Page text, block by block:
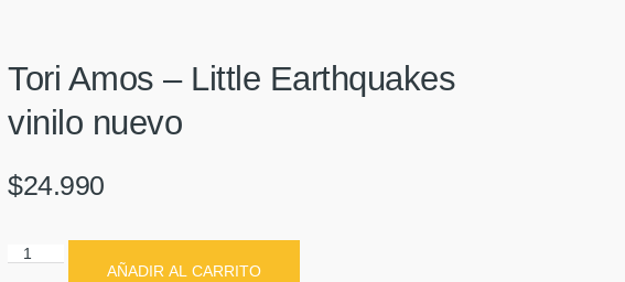
Tori Amos ‎– Little Earthquakes
vinilo nuevo
$24.990
AÑADIR AL CARRITO